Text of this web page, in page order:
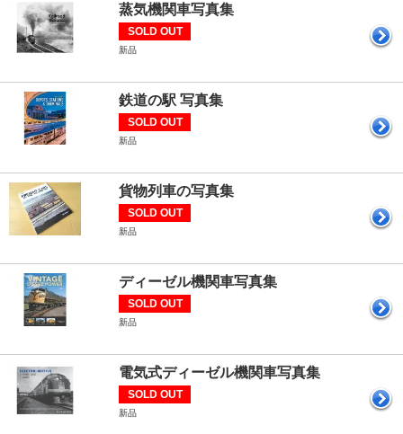
蒸気機関車写真集
SOLD OUT
新品
鉄道の駅 写真集
SOLD OUT
新品
貨物列車の写真集
SOLD OUT
新品
ディーゼル機関車写真集
SOLD OUT
新品
電気式ディーゼル機関車写真集
SOLD OUT
新品